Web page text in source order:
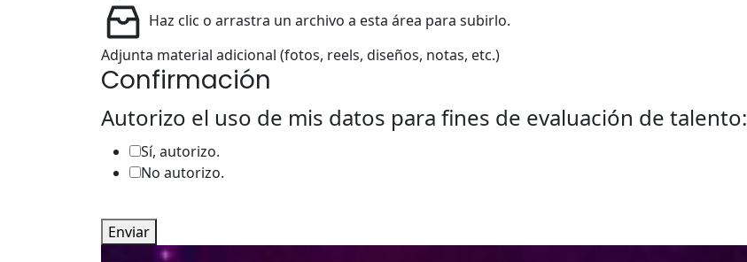
Haz clic o arrastra un archivo a esta área para subirlo.
Adjunta material adicional (fotos, reels, diseños, notas, etc.)
Confirmación
Autorizo el uso de mis datos para fines de evaluación de talento:
Sí, autorizo.
No autorizo.
Enviar